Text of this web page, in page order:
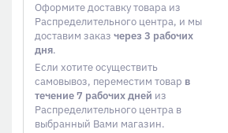
Оформите доставку товара из
Распределительного центра, и мы
доставим заказ через 3 рабочих
дня.
Если хотите осуществить
самовывоз, переместим товар в
течение 7 рабочих дней из
Распределительного центра в
выбранный Вами магазин.